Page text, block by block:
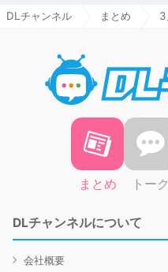
DLチャンネル まとめ
まとめ トーク
DLチャンネルについて
会社概要